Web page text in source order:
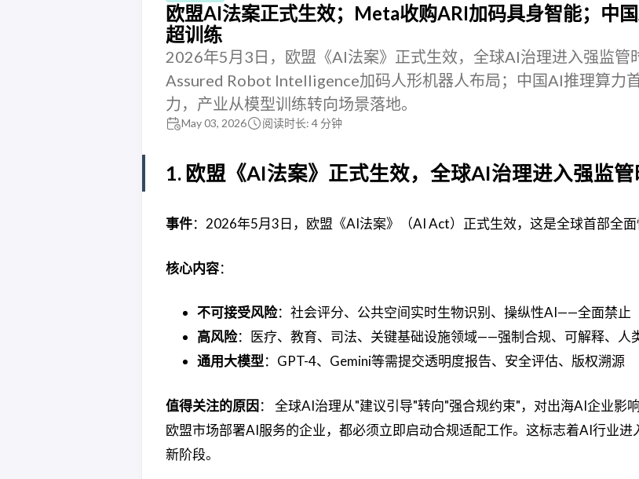
欧盟AI法案正式生效；Meta收购ARI加码具身智能；中
超训练
2026年5月3日，欧盟《AI法案》正式生效，全球AI治理进入强监管
Assured Robot Intelligence加码人形机器人布局；中国AI推理算力
力，产业从模型训练转向场景落地。
May 03, 2026 阅读时长: 4 分钟
1. 欧盟《AI法案》正式生效，全球AI治理进入强监
事件：2026年5月3日，欧盟《AI法案》（AI Act）正式生效，这是全球首部全面
核心内容：
不可接受风险：社会评分、公共空间实时生物识别、操纵性AI——全面禁止
高风险：医疗、教育、司法、关键基础设施领域——强制合规、可解释、人
通用大模型：GPT-4、Gemini等需提交透明度报告、安全评估、版权溯源
值得关注的原因： 全球AI治理从"建议引导"转向"强合规约束"，对出海AI企业影
欧盟市场部署AI服务的企业，都必须立即启动合规适配工作。这标志着AI行业进
新阶段。